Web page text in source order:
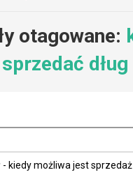
otagowane:
dług
- kiedy możliwa jest